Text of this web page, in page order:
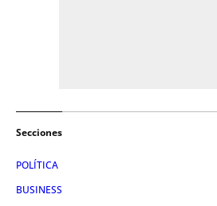
Secciones
POLÍTICA
BUSINESS